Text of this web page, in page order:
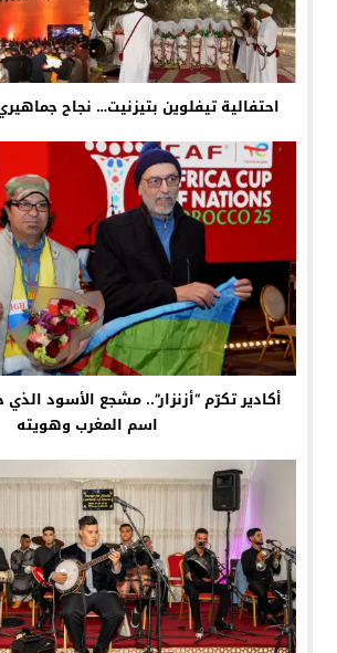
احتفالية تيفلوين بتيزنيت… نجاح
أكادير تكرّم “أزنزار”.. مشجع الأسود الذي
اسم المغرب وهويته